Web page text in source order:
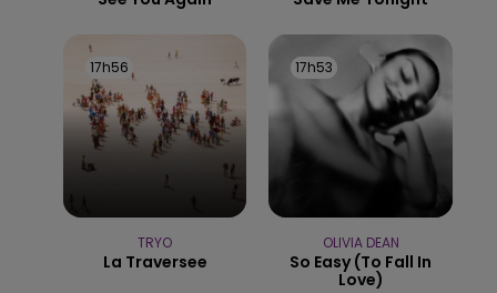
16h00 - 20h00
LE WEEK-END CHAMPAGNE FM
17h56
17h56
TRYO
La Traversee
17h53
17h53
OLIVIA DEAN
So Easy (to Fall In
Love)